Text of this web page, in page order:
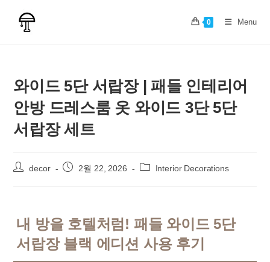
0 Menu
와이드 5단 서랍장 | 패들 인테리어
안방 드레스룸 옷 와이드 3단 5단
서랍장 세트
Postdecor
Post 2월 22, 2026
Post Interior Decorations
내 방을 호텔처럼! 패들 와이드 5단
서랍장 블랙 에디션 사용 후기